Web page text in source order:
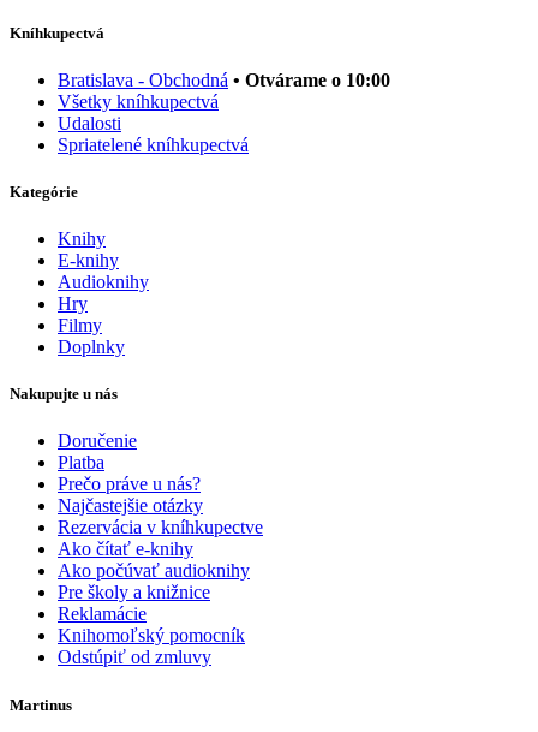
Kníhkupectvá
Bratislava - Obchodná • Otvárame o 10:00
Všetky kníhkupectvá
Udalosti
Spriatelené kníhkupectvá
Kategórie
Knihy
E-knihy
Audioknihy
Hry
Filmy
Doplnky
Nakupujte u nás
Doručenie
Platba
Prečo práve u nás?
Najčastejšie otázky
Rezervácia v kníhkupectve
Ako čítať e-knihy
Ako počúvať audioknihy
Pre školy a knižnice
Reklamácie
Knihomoľský pomocník
Odstúpiť od zmluvy
Martinus